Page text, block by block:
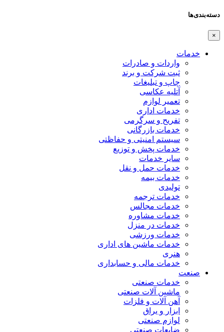
دسته‌بندی‌ها
×
خدمات
واردات و صادرات
ثبت شرکت و برند
چاپ و تبلیغات
آتلیه عکاسی
تعمیر لوازم
خدمات اداری
تفریح و سرگرمی
خدمات بازرگانی
سیستم امنیتی و حفاظتی
خدمات پخش و توزیع
سایر خدمات
خدمات حمل و نقل
خدمات بیمه
تولیدی
خدمات ترجمه
خدمات مجالس
خدمات مشاوره
خدمات در منزل
خدمات ورزشی
خدمات ماشین های اداری
هنری
خدمات مالی و حسابداری
صنعت
خدمات صنعتی
ماشین آلات صنعتی
آهن آلات و فلزات
ابزار و یراق
لوازم صنعتی
ضایعات صنعتی